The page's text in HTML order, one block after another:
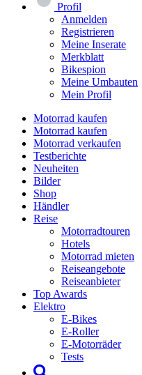
Profil
Anmelden
Registrieren
Meine Inserate
Merkblatt
Bikespion
Meine Umbauten
Mein Profil
Motorrad kaufen
Motorrad kaufen
Motorrad verkaufen
Testberichte
Neuheiten
Bilder
Shop
Händler
Reise
Motorradtouren
Hotels
Motorrad mieten
Reiseangebote
Reiseanbieter
Top Awards
Elektro
E-Bikes
E-Roller
E-Motorräder
Tests